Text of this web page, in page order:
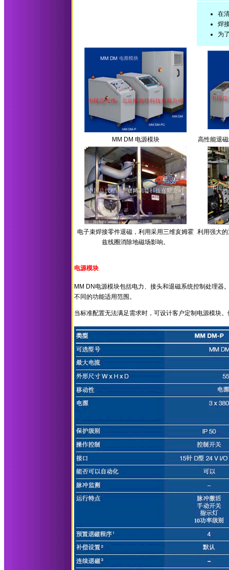
在
焊
为
MM DM 电源模块 高性能退
电子束焊接零件退磁，利用采用三维亥姆霍
兹线圈消除地磁场影响。
利用强大
电源模块
MM DN电源模块包括电力、接头和退磁系统控制处理
不同的功能适用范围。
当标准配置无法满足需求时，可设计客户定制电源模块